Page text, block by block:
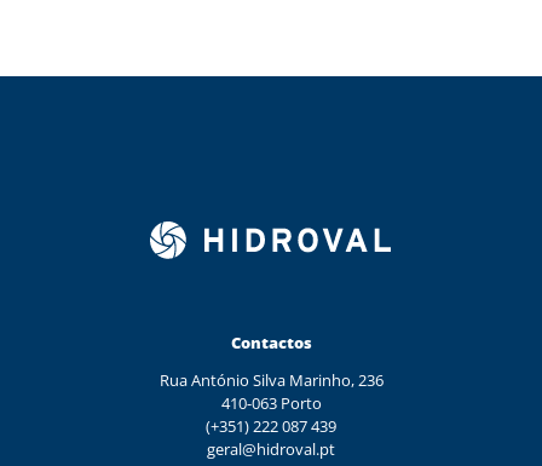
Contactos
Rua António Silva Marinho, 236
410-063 Porto
(+351) 222 087 439
geral@hidroval.pt